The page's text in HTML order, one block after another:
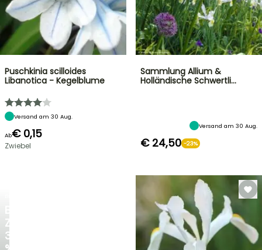
ZU
30
Puschkinia scilloides
Libanotica - Kegelblume
Versand am 30 Aug.
Ab€ 0,15
Zwiebel
Sammlung Allium &
Holländische Schwertli…
Versand am 30 Aug.
€ 24,50 -23%